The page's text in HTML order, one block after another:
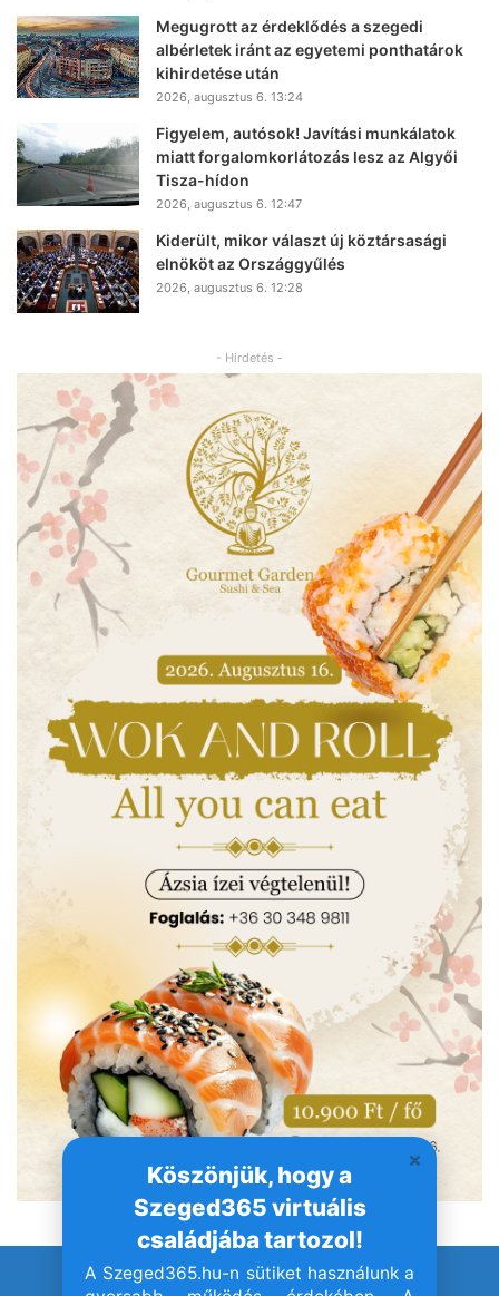
Köszönjük, hogy a
Szeged365 virtuális
családjába tartozol!
A Szeged365.hu-n sütiket használunk a
Megugrott az érdeklődés a szegedi
albérletek iránt az egyetemi ponthatárok
kihirdetése után
2026, augusztus 6. 13:24
Figyelem, autósok! Javítási munkálatok
miatt forgalomkorlátozás lesz az Algyői
Tisza-hídon
2026, augusztus 6. 12:47
Kiderült, mikor választ új köztársasági
elnököt az Országgyűlés
2026, augusztus 6. 12:28
- Hirdetés -
© Szeged365.hu I Minden jog fenntartva!